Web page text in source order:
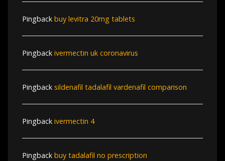
Pingback buy levitra 20mg tablets
Pingback ivermectin uk coronavirus
Pingback sildenafil tadalafil vardenafil comparison
Pingback ivermectin 4
Pingback buy tadalafil no prescription